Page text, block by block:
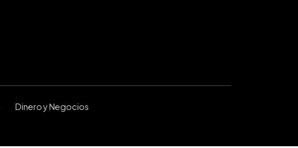
Dinero y Negocios